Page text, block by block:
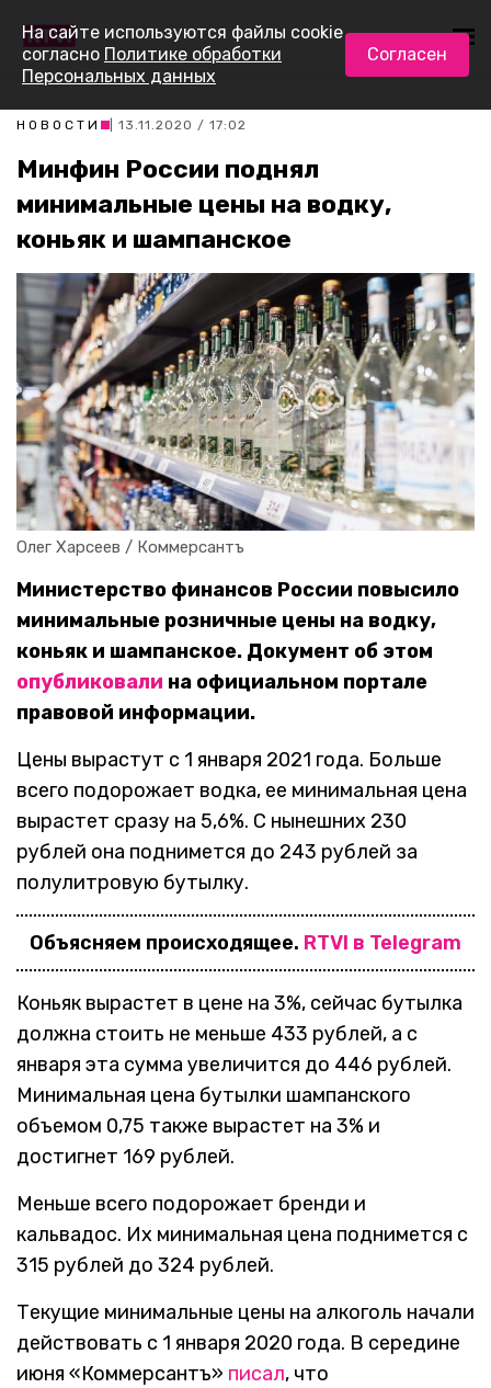
НОВОСТИ | 13.11.2020 / 17:02
Минфин России поднял
минимальные цены на водку,
коньяк и шампанское
Олег Харсеев / Коммерсантъ
Министерство финансов России повысило
минимальные розничные цены на водку,
коньяк и шампанское. Документ об этом
опубликовали на официальном портале
правовой информации.
Цены вырастут с 1 января 2021 года. Больше
всего подорожает водка, ее минимальная цена
вырастет сразу на 5,6%. С нынешних 230
рублей она поднимется до 243 рублей за
полулитровую бутылку.
Объясняем происходящее. RTVI в Telegram
Коньяк вырастет в цене на 3%, сейчас бутылка
должна стоить не меньше 433 рублей, а с
января эта сумма увеличится до 446 рублей.
Минимальная цена бутылки шампанского
объемом 0,75 также вырастет на 3% и
достигнет 169 рублей.
Меньше всего подорожает бренди и
кальвадос. Их минимальная цена поднимется с
315 рублей до 324 рублей.
Текущие минимальные цены на алкоголь начали
действовать с 1 января 2020 года. В середине
июня «Коммерсантъ» писал, что
На сайте используются файлы cookie
согласно Политике обработки
Персональных данных
Согласен